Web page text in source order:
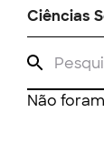
Ciências
Não